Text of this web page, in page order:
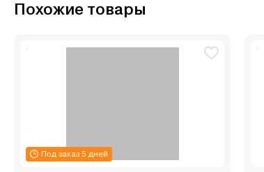
Похожие товары
Под заказ 5 дней